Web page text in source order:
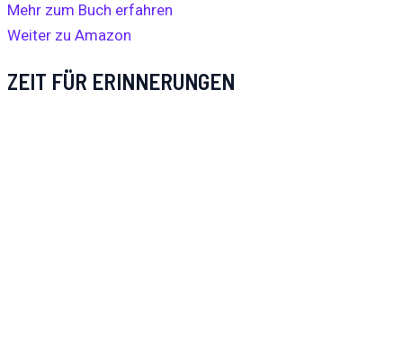
Mehr zum Buch erfahren
Weiter zu Amazon
ZEIT FÜR ERINNERUNGEN